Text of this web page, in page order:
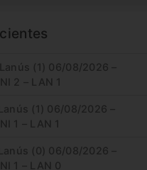
(1) 06/08/2026 –
2 – LAN 1
(1) 06/08/2026 –
1 – LAN 1
(0) 06/08/2026 –
1 – LAN 0